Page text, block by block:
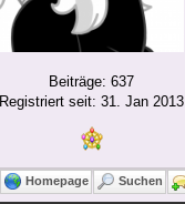
Beiträge: 637
Registriert seit: 31. Jan 2013
Homepage Suchen